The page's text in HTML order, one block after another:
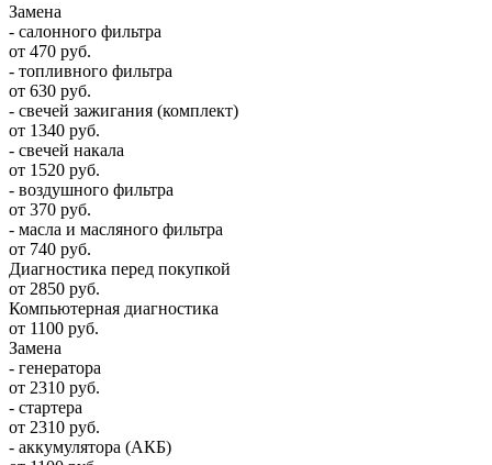
Замена
- салонного фильтра
от 470 руб.
- топливного фильтра
от 630 руб.
- свечей зажигания (комплект)
от 1340 руб.
- свечей накала
от 1520 руб.
- воздушного фильтра
от 370 руб.
- масла и масляного фильтра
от 740 руб.
Диагностика перед покупкой
от 2850 руб.
Компьютерная диагностика
от 1100 руб.
Замена
- генератора
от 2310 руб.
- стартера
от 2310 руб.
- аккумулятора (АКБ)